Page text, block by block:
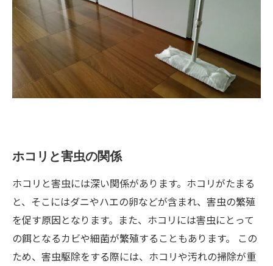
ホコリと害虫の関係
ホコリと害虫には深い関係があります。ホコリがたまる
と、そこにはダニやハエの卵などが含まれ、害虫の繁殖
を促す原因となります。また、ホコリには害虫にとって
の餌となるカビや細菌が繁殖することもあります。 この
ため、害虫駆除をする際には、ホコリや汚れの掃除が重